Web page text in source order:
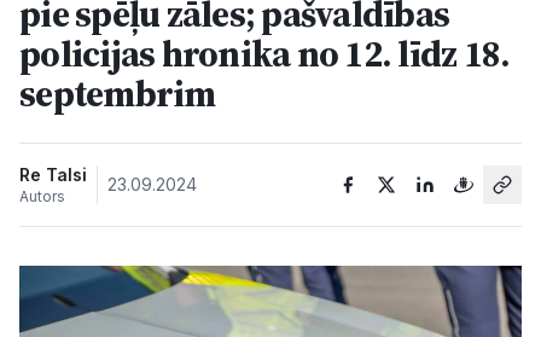
Sabiedrība
Kultūra
pie spēļu zāles; pašvaldības
policijas hronika no 12. līdz 18.
septembrim
Re Talsi
Autors
23.09.2024